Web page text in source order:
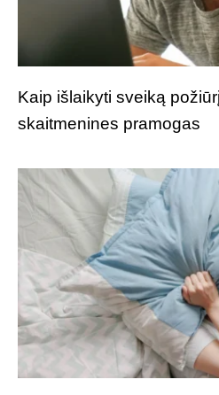
Kaip išlaikyti sveiką
skaitmenines pramogas